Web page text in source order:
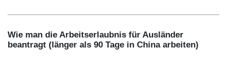
Wie man die Arbeitserlaubnis für Ausländer
beantragt (länger als 90 Tage in China arbeiten)